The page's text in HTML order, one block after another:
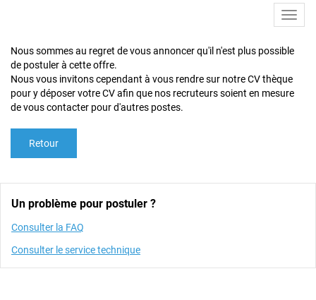
Nous sommes au regret de vous annoncer qu'il n'est plus possible
de postuler à cette offre.
Nous vous invitons cependant à vous rendre sur notre CV thèque
pour y déposer votre CV afin que nos recruteurs soient en mesure
de vous contacter pour d'autres postes.
Retour
Un problème pour postuler ?
Consulter la FAQ
Consulter le service technique